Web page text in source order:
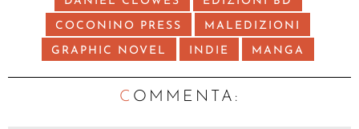
COCONINO PRESS MALEDIZIONI
GRAPHIC NOVEL INDIE MANGA
C OMMENTA: